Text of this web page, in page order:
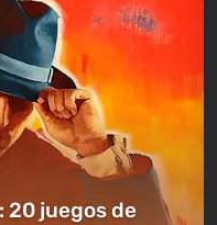
20 juegos de